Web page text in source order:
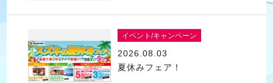
イベント/キャンペーン
2026.08.03
夏休みフェア！